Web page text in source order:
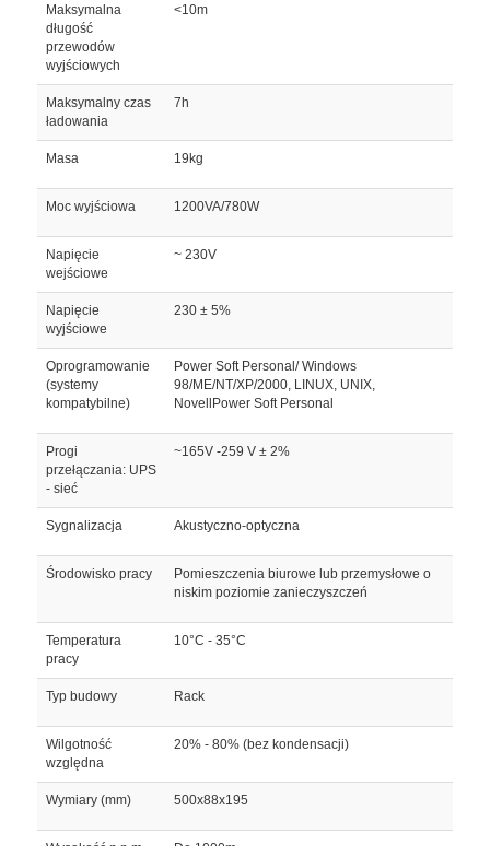
Maksymalna
długość
przewodów
wyjściowych
<10m
Maksymalny czas
ładowania
7h
Masa 19kg
Moc wyjściowa 1200VA/780W
Napięcie
wejściowe
~ 230V
Napięcie
wyjściowe
230 ± 5%
Oprogramowanie
(systemy
kompatybilne)
Power Soft Personal/ Windows
98/ME/NT/XP/2000, LINUX, UNIX,
NovellPower Soft Personal
Progi
przełączania: UPS
- sieć
~165V -259 V ± 2%
Sygnalizacja Akustyczno-optyczna
Środowisko pracy
Pomieszczenia biurowe lub przemysłowe o
niskim poziomie zanieczyszczeń
Temperatura
pracy
10°C - 35°C
Typ budowy Rack
Wilgotność
względna
20% - 80% (bez kondensacji)
Wymiary (mm) 500x88x195